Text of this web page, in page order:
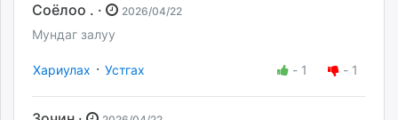
Соёлоо . · 2026/04/22
Мундаг залуу
Хариулах · Устгах - 1 - 1